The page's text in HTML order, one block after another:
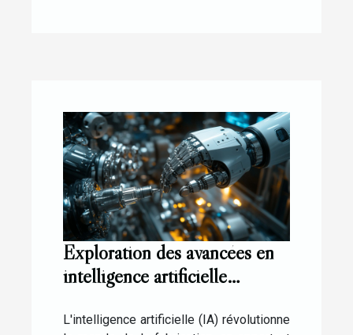
Exploration des avancées en
intelligence artificielle
outils
L'intelligence artificielle (IA) révolutionne